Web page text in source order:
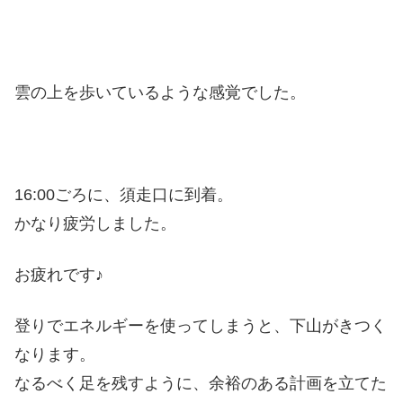
雲の上を歩いているような感覚でした。
16:00ごろに、須走口に到着。
かなり疲労しました。
お疲れです♪
登りでエネルギーを使ってしまうと、下山がきつく
なります。
なるべく足を残すように、余裕のある計画を立てた